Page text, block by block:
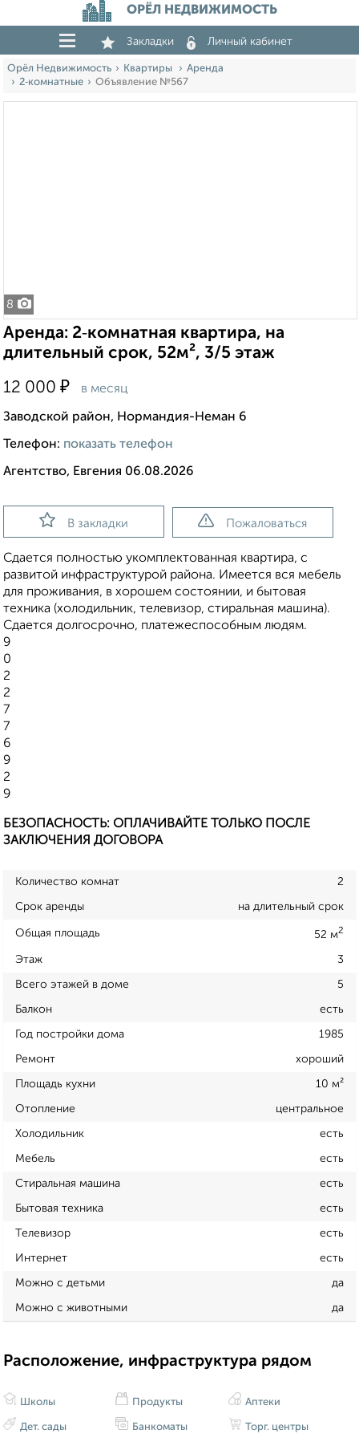
ОРЁЛ НЕДВИЖИМОСТЬ
Закладки Личный кабинет
Орёл Недвижимость Квартиры
Аренда
2‑комнатные
Объявление №567
8
Аренда: 2‑комнатная квартира, на
длительный срок, 52м², 3/5 этаж
12 000 ₽ в месяц
Заводской район, Нормандия-Неман 6
Телефон: показать телефон
Агентство, Евгения 06.08.2026
В закладки Пожаловаться
Сдается полностью укомплектованная квартира, с
развитой инфраструктурой района. Имеется вся мебель
для проживания, в хорошем состоянии, и бытовая
техника (холодильник, телевизор, стиральная машина).
Сдается долгосрочно, платежеспособным людям.
9
0
2
2
7
7
6
9
2
9
БЕЗОПАСНОСТЬ: ОПЛАЧИВАЙТЕ ТОЛЬКО ПОСЛЕ
ЗАКЛЮЧЕНИЯ ДОГОВОРА
Количество комнат 2
Срок аренды на длительный срок
Общая площадь 52 м2
Этаж 3
Всего этажей в доме 5
Балкон есть
Год постройки дома 1985
Ремонт хороший
Площадь кухни 10 м²
Отопление центральное
Холодильник есть
Мебель есть
Стиральная машина есть
Бытовая техника есть
Телевизор есть
Интернет есть
Можно с детьми да
Можно с животными да
Расположение, инфраструктура рядом
Школы
Дет. сады
Продукты
Банкоматы
Аптеки
Торг. центры